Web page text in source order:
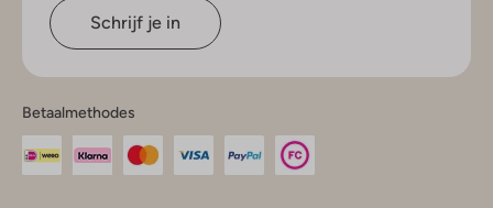
Schrijf je in
Betaalmethodes